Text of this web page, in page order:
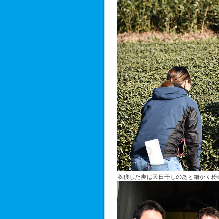
収穫した実は天日干しのあと細かく粉